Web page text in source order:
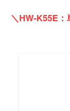
＼HW-K55E：